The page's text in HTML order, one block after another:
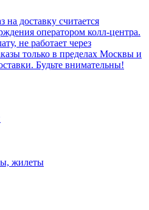
на доставку считается
оператором колл-центра.
не работает через
только в пределах Москвы и
Будьте внимательны!
жилеты